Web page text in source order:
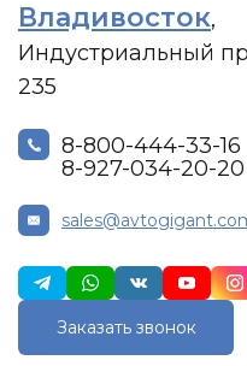
Владивосток,
Индустриальный
235
8-800-444-33-16
8-927-034-20-20
Заказать звонок